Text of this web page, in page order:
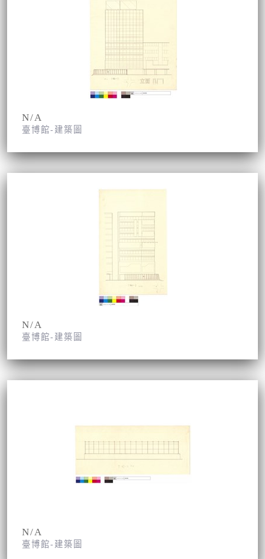
N/A
臺博館-建築圖
N/A
臺博館-建築圖
N/A
臺博館-建築圖